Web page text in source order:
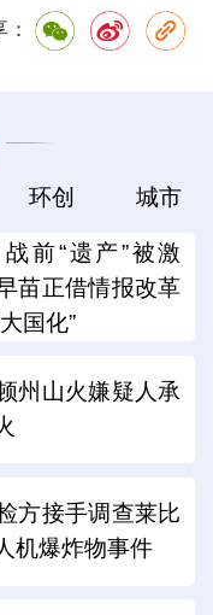
环创 城市
前“遗产”被激
苗正借情报改革
国化”
州山火嫌疑人承
方接手调查莱比
机爆炸物事件